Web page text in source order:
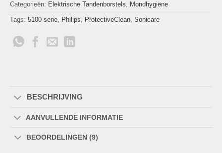
Categorieën: Elektrische Tandenborstels, Mondhygiëne
Tags: 5100 serie, Philips, ProtectiveClean, Sonicare
BESCHRIJVING
AANVULLENDE INFORMATIE
BEOORDELINGEN (9)